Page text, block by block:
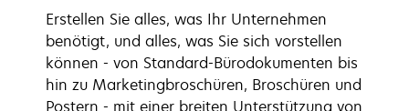
Erstellen Sie alles, was Ihr Unternehmen
benötigt, und alles, was Sie sich vorstellen
können - von Standard-Bürodokumenten bis
hin zu Marketingbroschüren, Broschüren und
Postern - mit einer breiten Unterstützung von